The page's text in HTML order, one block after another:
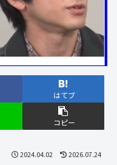
はてブ
コピー
2024.04.02 2026.07.24